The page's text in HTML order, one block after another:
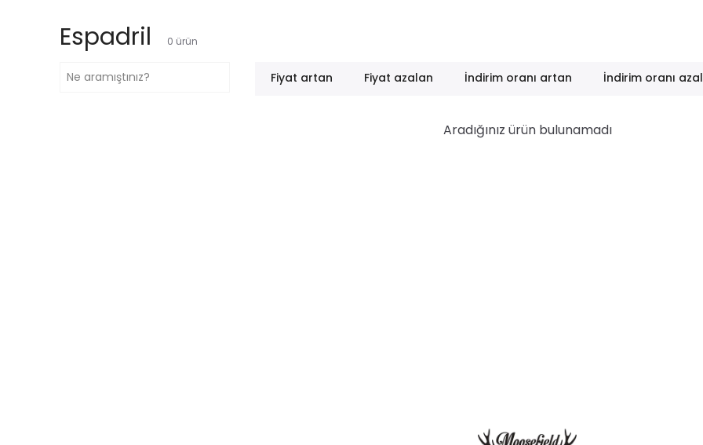
Espadril 0 ürün
Fiyat artan Fiyat azalan İndirim oranı artan İndirim oranı
Aradığınız ürün bulunamadı